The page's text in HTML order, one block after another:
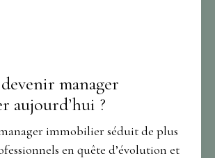
manager
aujourd’hui ?
immobilier séduit de plus
en quête d’évolution et